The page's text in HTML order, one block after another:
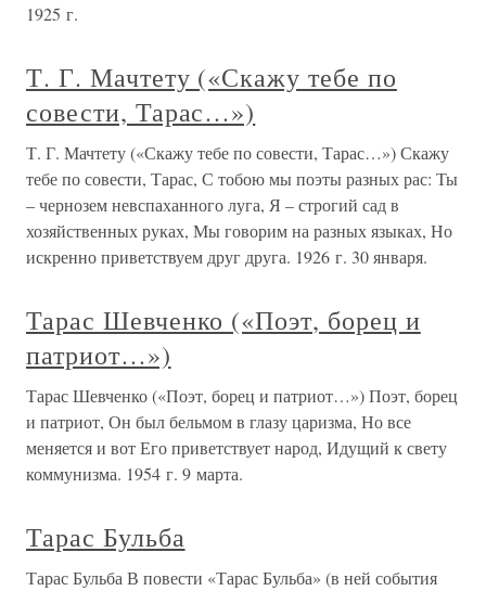
1925 г.
Т. Г. Мачтету («Скажу тебе по
совести, Тарас…»)
Т. Г. Мачтету («Скажу тебе по совести, Тарас…») Скажу
тебе по совести, Тарас, С тобою мы поэты разных рас: Ты
– чернозем невспаханного луга, Я – строгий сад в
хозяйственных руках, Мы говорим на разных языках, Но
искренно приветствуем друг друга. 1926 г. 30 января.
Тарас Шевченко («Поэт, борец и
патриот…»)
Тарас Шевченко («Поэт, борец и патриот…») Поэт, борец
и патриот, Он был бельмом в глазу царизма, Но все
меняется и вот Его приветствует народ, Идущий к свету
коммунизма. 1954 г. 9 марта.
Тарас Бульба
Тарас Бульба В повести «Тарас Бульба» (в ней события